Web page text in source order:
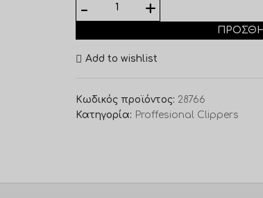
Add to wishlist
Κωδικός προϊόντος: 28766
Κατηγορία: Proffesional Clippers